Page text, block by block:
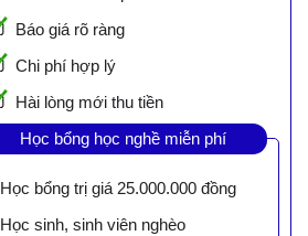
Báo giá rõ ràng
Chi phí hợp lý
Hài lòng mới thu tiền
Học bổng học nghề miễn phí
Học bổng trị giá 25.000.000 đồng
Học sinh, sinh viên nghèo